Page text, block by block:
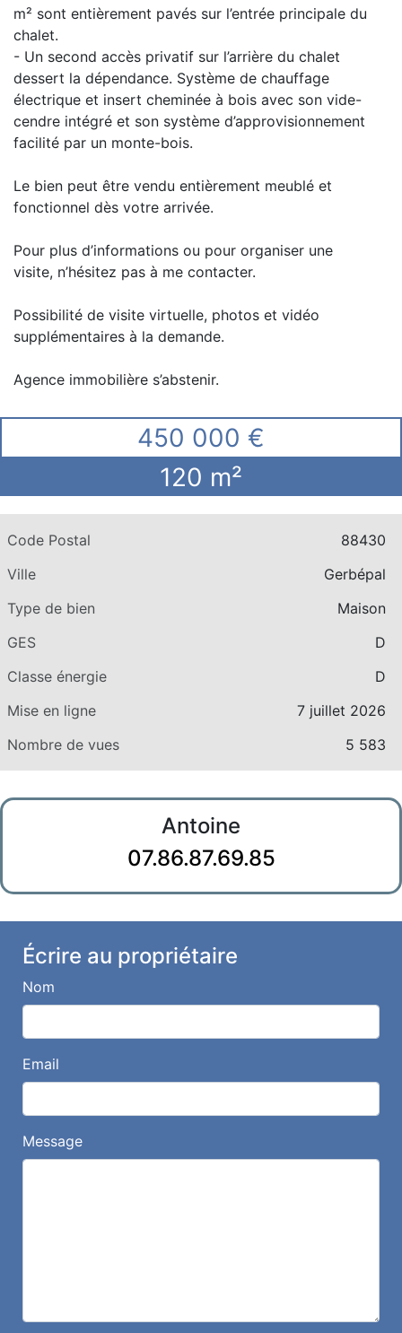
m² sont entièrement pavés sur l’entrée principale du
chalet.
- Un second accès privatif sur l’arrière du chalet
dessert la dépendance. Système de chauffage
électrique et insert cheminée à bois avec son vide-
cendre intégré et son système d’approvisionnement
facilité par un monte-bois.
Le bien peut être vendu entièrement meublé et
fonctionnel dès votre arrivée.
Pour plus d’informations ou pour organiser une
visite, n’hésitez pas à me contacter.
Possibilité de visite virtuelle, photos et vidéo
supplémentaires à la demande.
Agence immobilière s’abstenir.
450 000 €
120 m²
Code Postal
88430
Ville
Gerbépal
Type de bien
Maison
GES
D
Classe énergie
D
Mise en ligne
7 juillet 2026
Nombre de vues
5 583
Antoine
07.86.87.69.85
Écrire au propriétaire
Nom
Email
Message